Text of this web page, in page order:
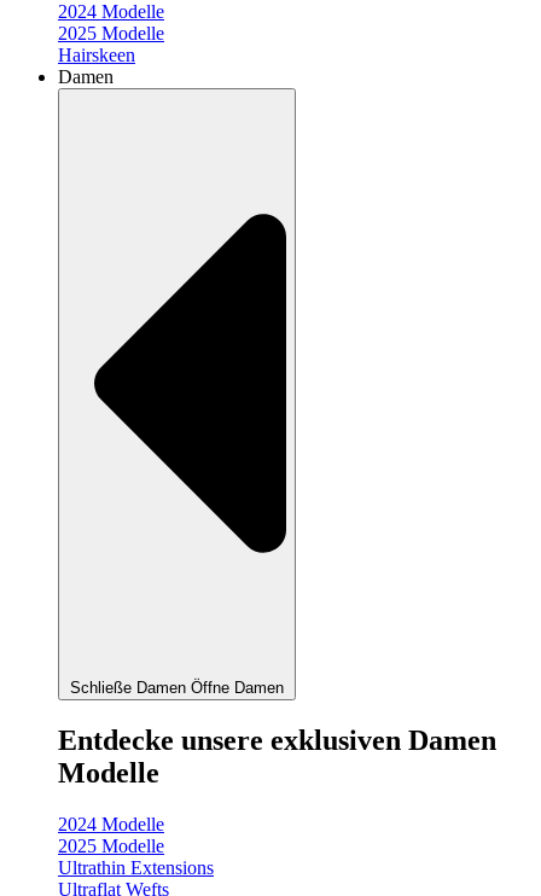
2024 Modelle
2025 Modelle
Hairskeen
Damen
Schließe Damen Öffne Damen
Entdecke unsere exklusiven Damen
Modelle
2024 Modelle
2025 Modelle
Ultrathin Extensions
Ultraflat Wefts